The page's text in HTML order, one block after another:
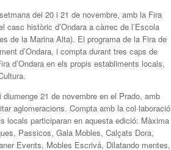
del 20 i 21 de novembre, amb la Fira
històric d’Ondara a càrrec de l’Escola
de la Marina Alta). El programa de la Fira de
d’Ondara, i compta durant tres caps de
d’Ondara en els propis establiments locals,
21 de novembre en el Prado, amb
aglomeracions. Compta amb la col·laboració
locals participaran en aquesta edició: Màxima
Passicos, Gala Mobles, Calçats Dora,
Events, Mobles Escrivá, Dilatando mentes,